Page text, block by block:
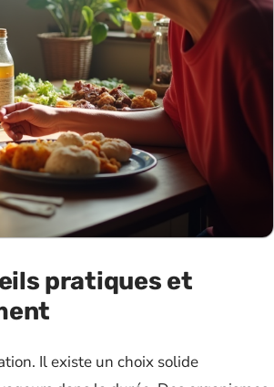
pratiques et
Il existe un choix solide